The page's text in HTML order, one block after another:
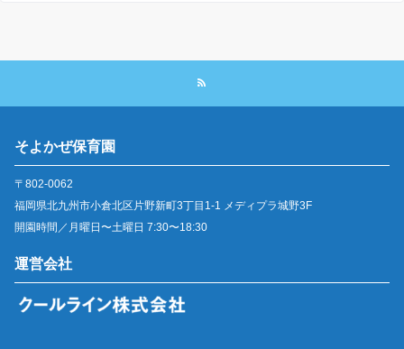
そよかぜ保育園
〒802-0062
福岡県北九州市小倉北区片野新町3丁目1-1 メディプラ城野3F
開園時間／月曜日〜土曜日 7:30〜18:30
運営会社